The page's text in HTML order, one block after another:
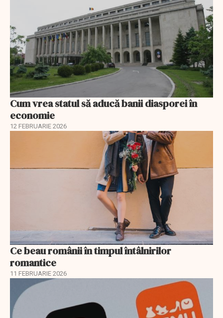
Cum vrea statul să aducă banii diasporei în
economie
12 FEBRUARIE 2026
Ce beau românii în timpul întâlnirilor
romantice
11 FEBRUARIE 2026